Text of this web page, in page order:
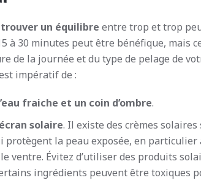
trouver un équilibre entre trop et trop
à 30 minutes peut être bénéfique, mais
de la journée et du type de pelage de
impératif de :
fraiche et un coin d’ombre.
solaire. Il existe des crèmes solaires
protègent la peau exposée, en particulier
ventre. Évitez d’utiliser des produits
ingrédients peuvent être toxiques